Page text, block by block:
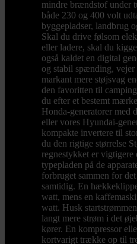
mindre brændstof under
både 230 og 400 volt
byggepladser, landbrug
Skal du drive følsom
eller ladere, skal du
også kaldet en digital
og stabil spænding,
markant mere støjsvag
den favoritten til
du efter et bestemt
Honda-generatorer med
eller vores Hyundai-
kompakte invertere til
du den rigtige størrelse
regnestykket er
typepladen på de
forbruget sammen for
samtidig. En
watt, mens en
watt. Husk
langt mere strøm i det
kører. En kompressor
kortvarigt trække op til